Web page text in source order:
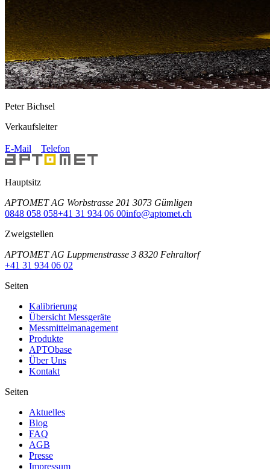
Peter Bichsel
Verkaufsleiter
E-Mail Telefon
Hauptsitz
APTOMET AG Worbstrasse 201 3073 Gümligen
0848 058 058+41 31 934 06 00info@aptomet.ch
Zweigstellen
APTOMET AG Luppmenstrasse 3 8320 Fehraltorf
+41 31 934 06 02
Seiten
Kalibrierung
Übersicht Messgeräte
Messmittelmanagement
Produkte
APTObase
Über Uns
Kontakt
Seiten
Aktuelles
Blog
FAQ
AGB
Presse
Impressum